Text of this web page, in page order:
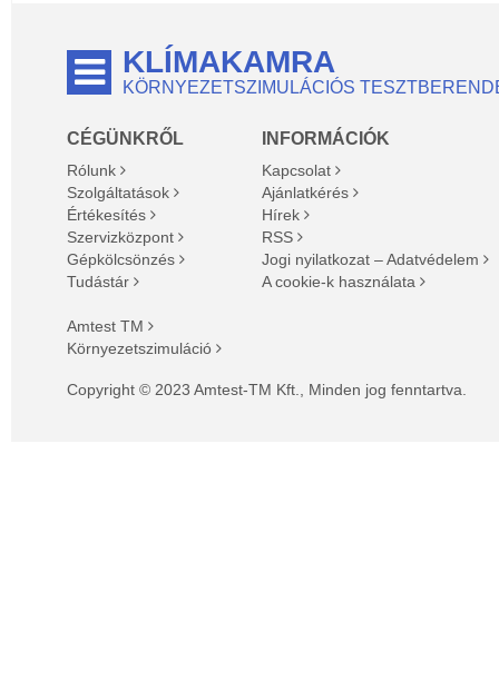
KLÍMAKAMRA
KÖRNYEZETSZIMULÁCIÓS
CÉGÜNKRŐL
Rólunk
Szolgáltatások
Értékesítés
Szervizközpont
Gépkölcsönzés
Tudástár
Amtest TM
Környezetszimuláció
INFORMÁCIÓK
Kapcsolat
Ajánlatkérés
Hírek
RSS
Jogi nyilatkozat – Adatvédelem
A cookie-k használata
Copyright © 2023 Amtest-TM Kft., Minden jog fenntartva.